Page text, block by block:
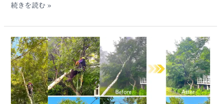
木
伐
採
(山
梨
県
北
杜
市
続きを読む »
倒
れ
た
シ
ラ
カ